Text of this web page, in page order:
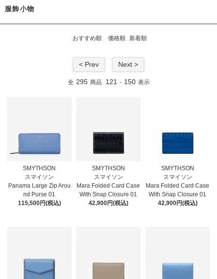
服飾小物
おすすめ順 価格順 新着順
< Prev Next >
全 295 商品 121 - 150 表示
SMYTHSON
スマイソン
Panama Large Zip Arou
nd Purse 01
115,500円(税込)
SMYTHSON
スマイソン
Mara Folded Card Case
With Snap Closure 01
42,900円(税込)
SMYTHSON
スマイソン
Mara Folded Card Case
With Snap Closure 01
42,900円(税込)